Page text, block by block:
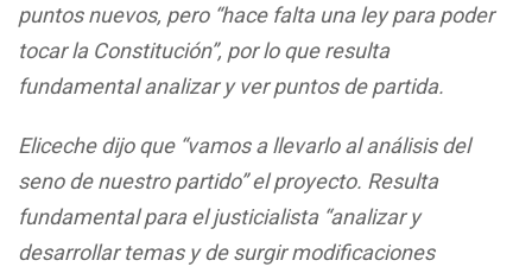
puntos nuevos, pero “hace falta una ley para poder
tocar la Constitución”, por lo que resulta
fundamental analizar y ver puntos de partida.
Eliceche dijo que “vamos a llevarlo al análisis del
seno de nuestro partido” el proyecto. Resulta
fundamental para el justicialista “analizar y
desarrollar temas y de surgir modificaciones